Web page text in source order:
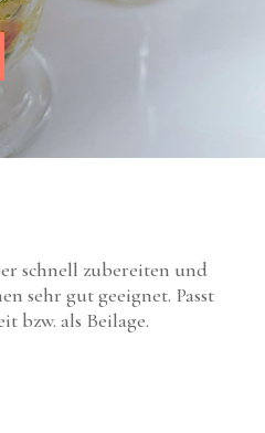
schnell zubereiten und
sehr gut geeignet. Passt
bzw. als Beilage.